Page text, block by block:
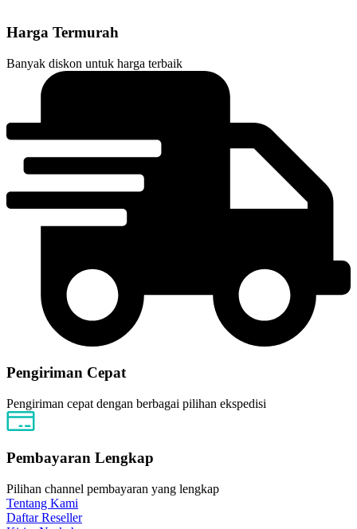
Harga Termurah
Banyak diskon untuk harga terbaik
Pengiriman Cepat
Pengiriman cepat dengan berbagai pilihan ekspedisi
Pembayaran Lengkap
Pilihan channel pembayaran yang lengkap
Tentang Kami
Daftar Reseller